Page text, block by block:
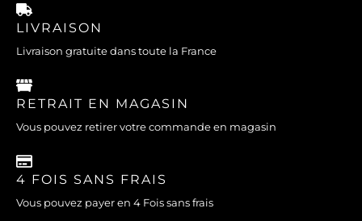
LIVRAISON
Livraison gratuite dans toute la France
RETRAIT EN MAGASIN
Vous pouvez retirer votre commande en magasin
4 FOIS SANS FRAIS
Vous pouvez payer en 4 Fois sans frais